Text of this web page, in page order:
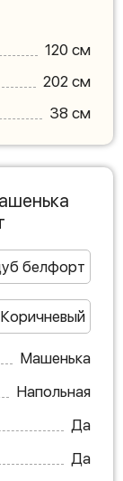
120 см
202 см
38 см
белфорт
Коричневый
Машенька
Напольная
Да
Да